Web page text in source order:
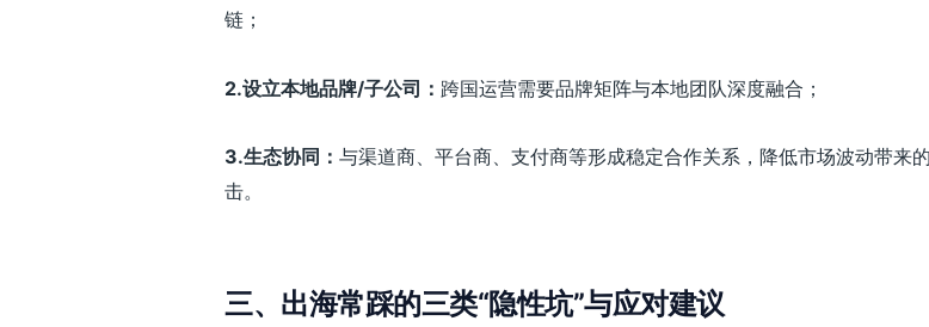
链；
2.设立本地品牌/子公司： 跨国运营需要品牌矩阵与本地团队深度融合；
3.生态协同： 与渠道商、平台商、支付商等形成稳定合作关系，降低市场波动带来
击。
三、出海常踩的三类“隐性坑”与应对建议